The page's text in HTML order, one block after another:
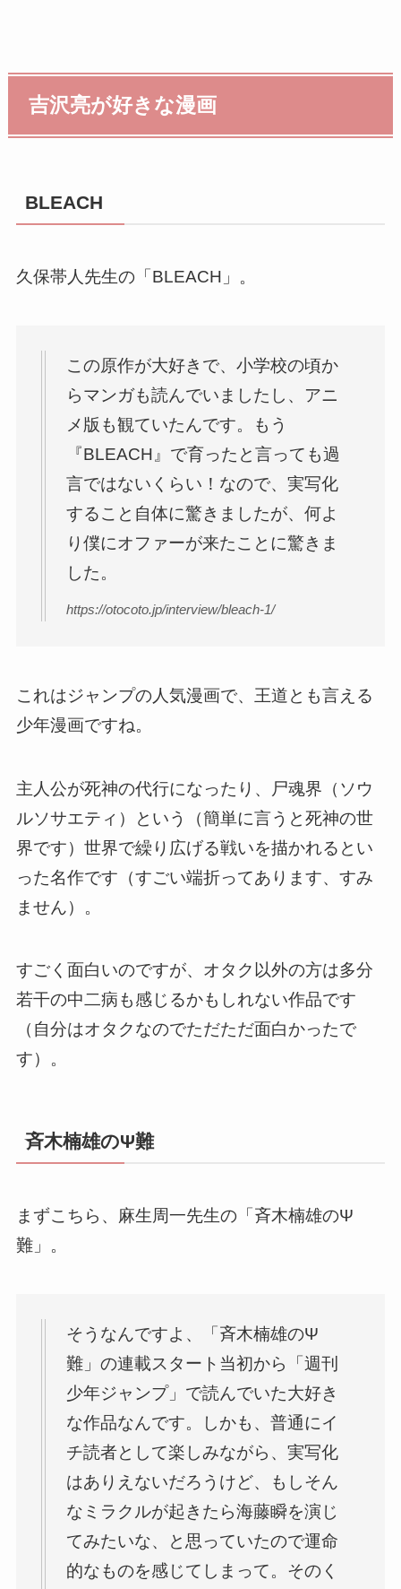
吉沢亮が好きな漫画
BLEACH
久保帯人先生の「BLEACH」。
この原作が大好きで、小学校の頃か
らマンガも読んでいましたし、アニ
メ版も観ていたんです。もう
『BLEACH』で育ったと言っても過
言ではないくらい！なので、実写化
すること自体に驚きましたが、何よ
り僕にオファーが来たことに驚きま
した。
https://otocoto.jp/interview/bleach-1/
これはジャンプの人気漫画で、王道とも言える
少年漫画ですね。
主人公が死神の代行になったり、尸魂界（ソウ
ルソサエティ）という（簡単に言うと死神の世
界です）世界で繰り広げる戦いを描かれるとい
った名作です（すごい端折ってあります、すみ
ません）。
すごく面白いのですが、オタク以外の方は多分
若干の中二病も感じるかもしれない作品です
（自分はオタクなのでただただ面白かったで
す）。
斉木楠雄のΨ難
まずこちら、麻生周一先生の「斉木楠雄のΨ
難」。
そうなんですよ、「斉木楠雄のΨ
難」の連載スタート当初から「週刊
少年ジャンプ」で読んでいた大好き
な作品なんです。しかも、普通にイ
チ読者として楽しみながら、実写化
はありえないだろうけど、もしそん
なミラクルが起きたら海藤瞬を演じ
てみたいな、と思っていたので運命
的なものを感じてしまって。そのく